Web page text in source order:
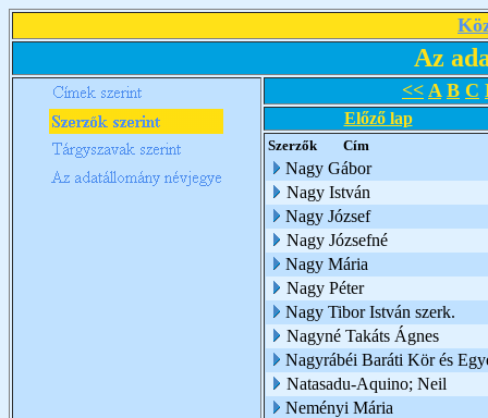
Az
<< A B C
Előző lap
Szerzők Cím
Nagy Gábor
Nagy István
Nagy József
Nagy Józsefné
Nagy Mária
Nagy Péter
Nagy Tibor István szerk.
Nagyné Takáts Ágnes
Nagyrábéi Baráti Kör és
Natasadu-Aquino; Neil
Neményi Mária